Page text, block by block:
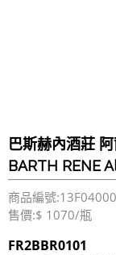
巴斯赫內酒莊
BARTH RENE
商品編號
售價:$ 1070/瓶
FR2BBR0101